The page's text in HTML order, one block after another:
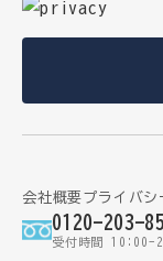
会社概要プライバシ
0120-203-
受付時間 10:00-